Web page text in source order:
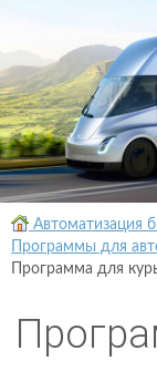
Автоматизация
Программы для
Программа для